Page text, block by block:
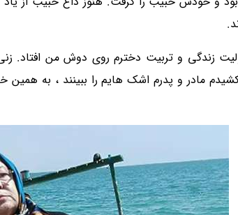
مادر و پدرم اشک هایم را ببینند ، به